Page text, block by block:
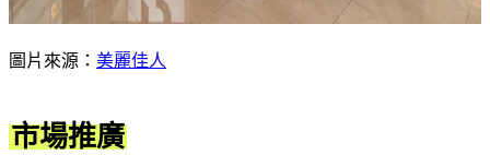
圖片來源： 美麗佳人
市場推廣